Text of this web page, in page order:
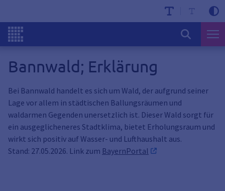
Bannwald; Erklärung
Bei Bannwald handelt es sich um Wald, der aufgrund seiner
Lage vor allem in städtischen Ballungsräumen und
waldarmen Gegenden unersetzlich ist. Dieser Wald sorgt für
ein ausgeglicheneres Stadtklima, bietet Erholungsraum und
wirkt sich positiv auf Wasser- und Lufthaushalt aus.
Stand: 27.05.2026. Link zum BayernPortal